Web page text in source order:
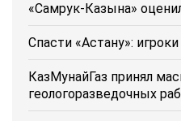
«Самрук-Казына»
Спасти «Астану»:
КазМунайГаз принял
геологоразведочных